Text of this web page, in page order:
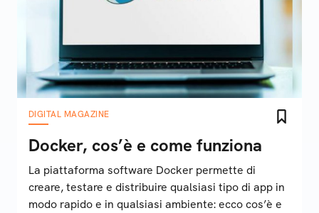
DIGITAL MAGAZINE
Docker, cos’è e come funziona
La piattaforma software Docker permette di
creare, testare e distribuire qualsiasi tipo di app in
modo rapido e in qualsiasi ambiente: ecco cos’è e